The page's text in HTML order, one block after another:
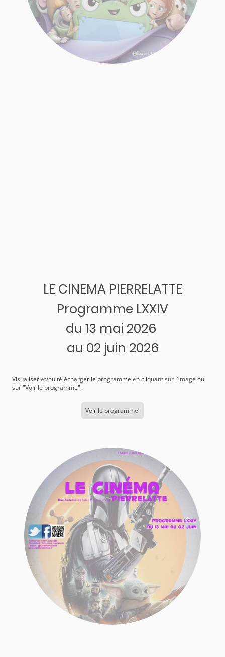
LE CINEMA PIERRELATTE
Programme LXXIV
du 13 mai 2026
au 02 juin 2026
Visualiser et/ou télécharger le programme en cliquant sur l'image ou
sur "Voir le programme".
Voir le programme